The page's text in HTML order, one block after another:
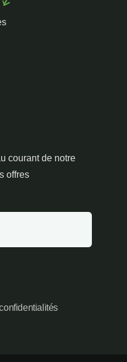
courant de notre
offres